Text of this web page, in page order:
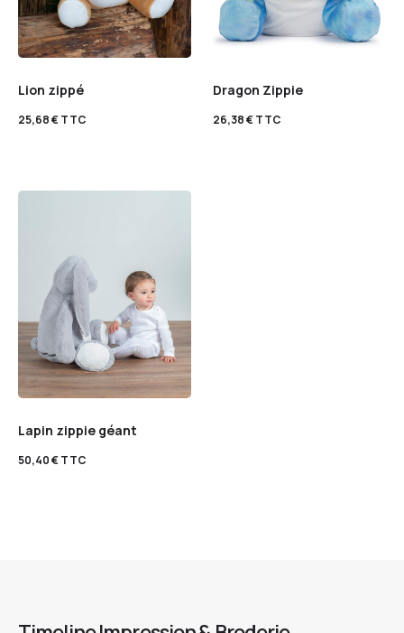
Lion zippé
25,68€TTC
Dragon Zippie
26,38€TTC
Lapin zippie géant
50,40€TTC